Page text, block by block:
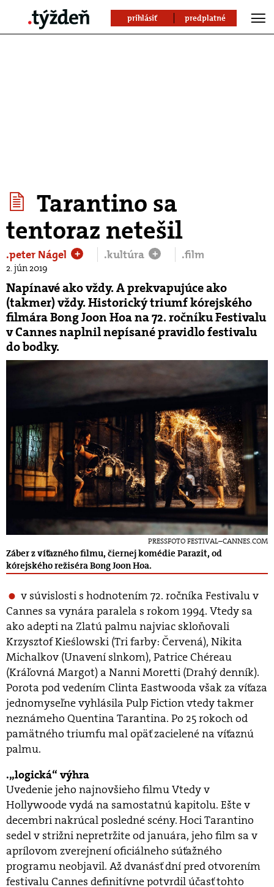
prihlásiť predplatné
Tarantino sa
tentoraz netešil
.peter Nágel + .kultúra + .film
2. jún 2019
Napínavé ako vždy. A prekvapujúce ako
(takmer) vždy. Historický triumf kórejského
filmára Bong Joon Hoa na 72. ročníku Festivalu
v Cannes naplnil nepísané pravidlo festivalu
do bodky.
PRESSFOTO FESTIVAL–CANNES.COM
Záber z víťazného filmu, čiernej komédie Parazit, od
kórejského režiséra Bong Joon Hoa.
v súvislosti s hodnotením 72. ročníka Festivalu v
Cannes sa vynára paralela s rokom 1994. Vtedy sa
ako adepti na Zlatú palmu najviac skloňovali
Krzysztof Kieślowski (Tri farby: Červená), Nikita
Michalkov (Unavení slnkom), Patrice Chéreau
(Kráľovná Margot) a Nanni Moretti (Drahý denník).
Porota pod vedením Clinta Eastwooda však za víťaza
jednomyseľne vyhlásila Pulp Fiction vtedy takmer
neznámeho Quentina Tarantina. Po 25 rokoch od
pamätného triumfu mal opäť zacielené na víťaznú
palmu.
„logická“ výhra
Uvedenie jeho najnovšieho filmu Vtedy v
Hollywoode vydá na samostatnú kapitolu. Ešte v
decembri nakrúcal posledné scény. Hoci Tarantino
sedel v strižni nepretržite od januára, jeho film sa v
aprílovom zverejnení oficiálneho súťažného
programu neobjavil. Až dvanásť dní pred otvorením
festivalu Cannes definitívne potvrdil účasť tohto